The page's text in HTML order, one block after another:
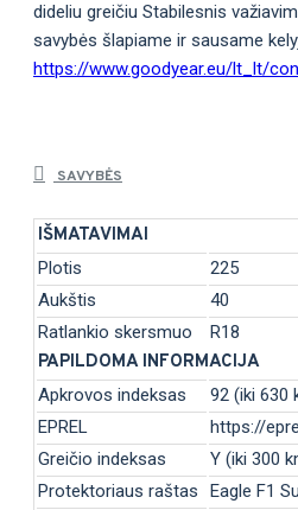
dideliu greičiu Stabilesnis
savybės šlapiame ir sausame
https://www.goodyear.eu/lt_lt/
SAVYBĖS
IŠMATAVIMAI
Plotis
225
Aukštis
40
Ratlankio skersmuo
R18
PAPILDOMA INFORMACIJA
Apkrovos indeksas
92 (iki 630
EPREL
https://
Greičio indeksas
Y (iki 300
Protektoriaus raštas
Eagle F1